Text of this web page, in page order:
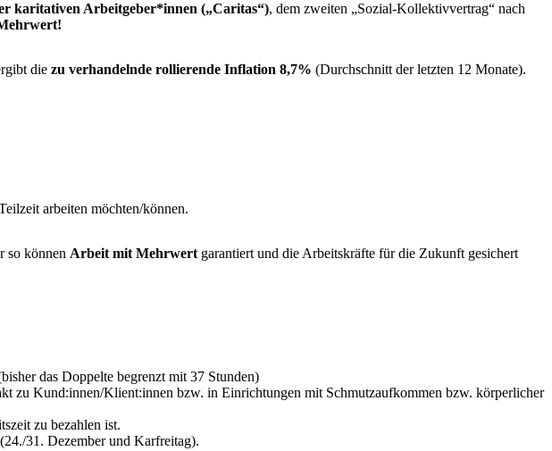
karitativen Arbeitgeber*innen („Caritas“), dem zweiten „Sozial-Kollektivvertrag“ nach
die zu verhandelnde rollierende Inflation 8,7% (Durchschnitt der letzten 12 Monate).
arbeiten möchten/können.
so können Arbeit mit Mehrwert garantiert und die Arbeitskräfte für die Zukunft gesichert
das Doppelte begrenzt mit 37 Stunden)
zu Kund:innen/Klient:innen bzw. in Einrichtungen mit Schmutzaufkommen bzw. körperlicher
zu bezahlen ist.
31. Dezember und Karfreitag).